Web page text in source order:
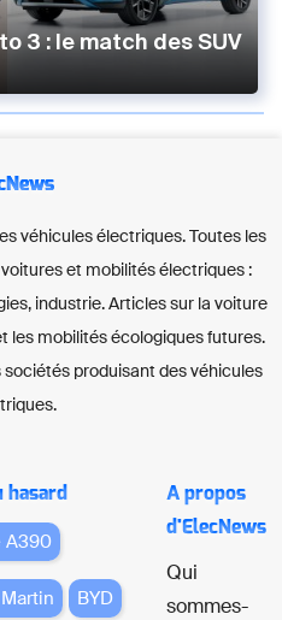
3 : le match des SUV
véhicules électriques. Toutes les
et mobilités électriques :
industrie. Articles sur la voiture
les mobilités écologiques futures.
produisant des véhicules
hasard
A390
BYD
A propos
d'ElecNews
Qui
sommes-